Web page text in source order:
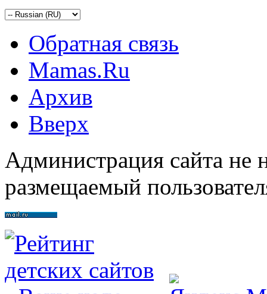
Обратная связь
Mamas.Ru
Архив
Вверх
Администрация сайта не
размещаемый